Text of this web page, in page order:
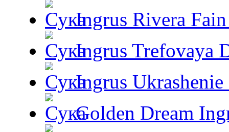
Ingrus Rivera
Ingrus Trefovaya
Ingrus Ukrashenie
Golden Dream